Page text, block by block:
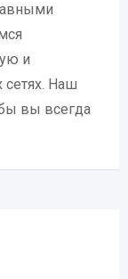
и
Наш
вы всегда